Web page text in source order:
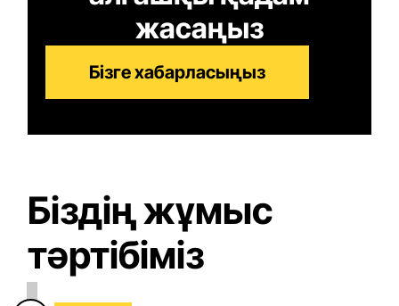
жасаңыз
Бізге хабарласыңыз
Біздің жұмыс
тәртібіміз